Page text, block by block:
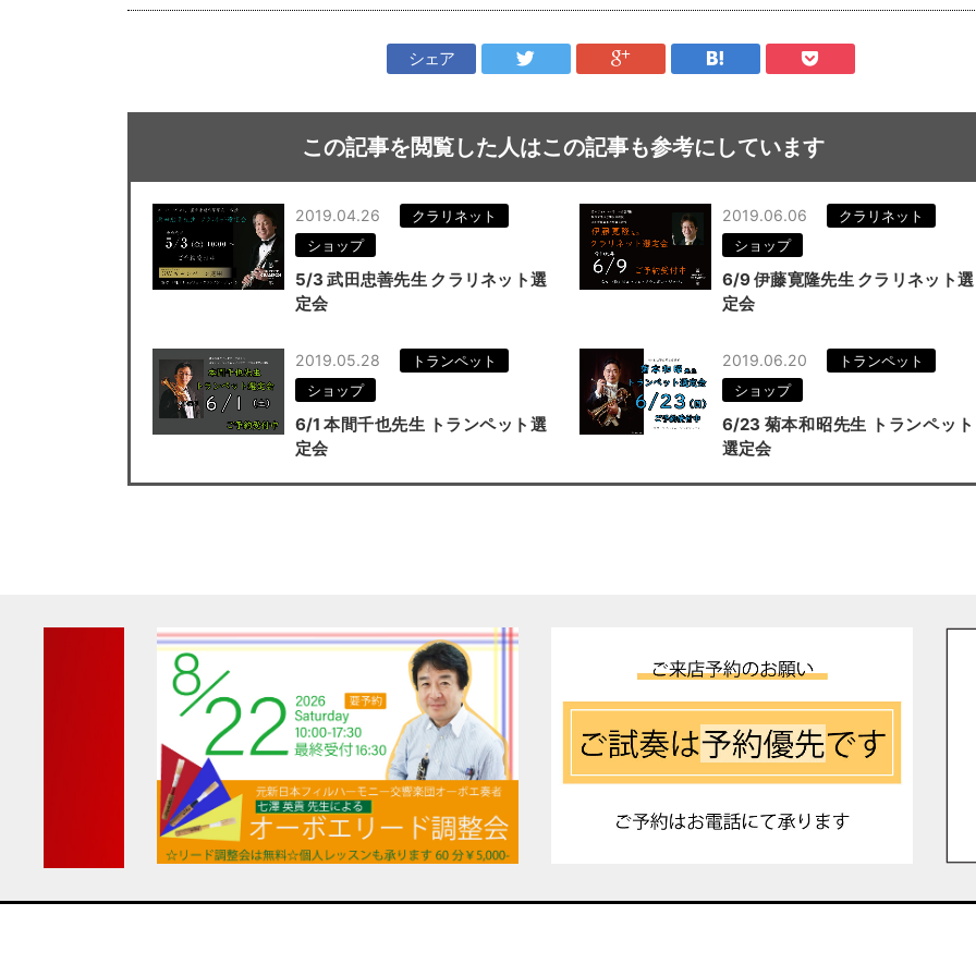
シェア
この記事を閲覧した人はこの記事も参考にしています
2019.04.26
クラリネット
ショップ
5/3 武田忠善先生 クラリネット選
定会
2019.06.06
クラリネット
ショップ
6/9 伊藤寛隆先生 クラリネット選
定会
2019.05.28
トランペット
ショップ
6/1 本間千也先生 トランペット選
定会
2019.06.20
トランペット
ショップ
6/23 菊本和昭先生 トランペット
選定会